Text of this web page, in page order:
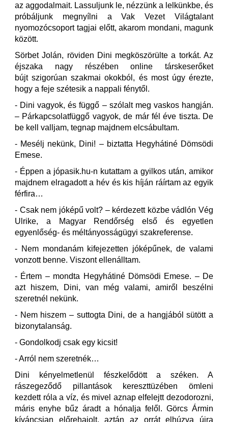
az aggodalmait. Lassuljunk le, nézzünk a lelkünkbe, és
próbáljunk megnyílni a Vak Vezet Világtalant
nyomozócsoport tagjai előtt, akarom mondani, magunk
között.
Sörbet Jolán, röviden Dini megköszörülte a torkát. Az
éjszaka nagy részében online társkeserőket
bújt szigorúan szakmai okokból, és most úgy érezte,
hogy a feje szétesik a nappali fénytől.
- Dini vagyok, és függő – szólalt meg vaskos hangján.
– Párkapcsolatfüggő vagyok, de már fél éve tiszta. De
be kell valljam, tegnap majdnem elcsábultam.
- Mesélj nekünk, Dini! – biztatta Hegyhátiné Dömsödi
Emese.
- Éppen a jópasik.hu-n kutattam a gyilkos után, amikor
majdnem elragadott a hév és kis híján ráírtam az egyik
férfira…
- Csak nem jóképű volt? – kérdezett közbe vádlón Vég
Ulrike, a Magyar Rendőrség első és egyetlen
egyenlőség- és méltányosságügyi szakreferense.
- Nem mondanám kifejezetten jóképűnek, de valami
vonzott benne. Viszont ellenálltam.
- Értem – mondta Hegyhátiné Dömsödi Emese. – De
azt hiszem, Dini, van még valami, amiről beszélni
szeretnél nekünk.
- Nem hiszem – suttogta Dini, de a hangjából sütött a
bizonytalanság.
- Gondolkodj csak egy kicsit!
- Arról nem szeretnék…
Dini kényelmetlenül fészkelődött a széken. A
rászegeződő pillantások kereszttüzében ömleni
kezdett róla a víz, és mivel aznap elfelejtt dezodorozni,
máris enyhe bűz áradt a hónalja felől. Görcs Ármin
kíváncsian előrehajolt, aztán az orrát elhúzva újra